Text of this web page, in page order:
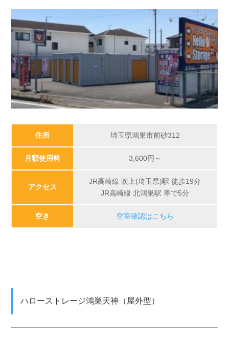
住所 埼玉県鴻巣市前砂312
月額使用料 3,600円～
アクセス
JR高崎線 吹上(埼玉県)駅 徒歩19分
JR高崎線 北鴻巣駅 車で5分
空き 空室確認はこちら
ハローストレージ鴻巣天神（屋外型）